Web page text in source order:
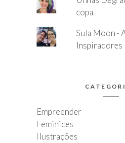
copa
Sula Moon -
Inspiradores
Empreender
Feminices
Ilustrações